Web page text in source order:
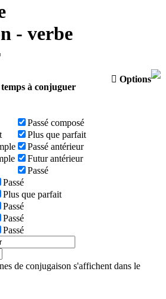
- verbe
 Options
à conjuguer
Passé composé
Plus que parfait
Passé antérieur
Futur antérieur
Passé
Passé
Plus que parfait
Passé
Passé
Passé
de conjugaison s'affichent dans le